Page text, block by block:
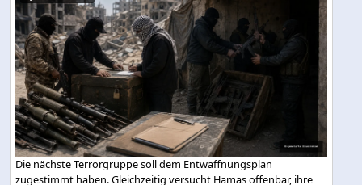
Die nächste Terrorgruppe soll dem Entwaffnungsplan
zugestimmt haben. Gleichzeitig versucht Hamas offenbar, ihre